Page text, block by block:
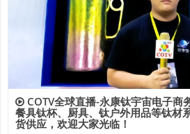
COTV全球直播-永康钛宇宙电子商
餐具钛杯、厨具、钛户外用品等钛材
货供应，欢迎大家光临！